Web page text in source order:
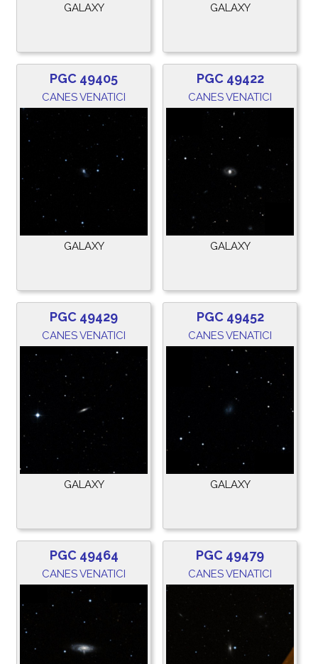
GALAXY GALAXY
PGC 49405
CANES VENATICI
GALAXY
PGC 49422
CANES VENATICI
GALAXY
PGC 49429
CANES VENATICI
GALAXY
PGC 49452
CANES VENATICI
GALAXY
PGC 49464
CANES VENATICI
PGC 49479
CANES VENATICI